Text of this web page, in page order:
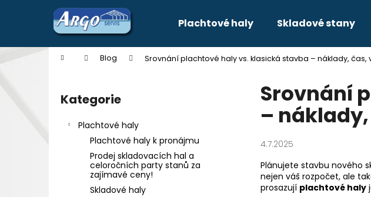
Plachtové haly Skladové stany
Domů Blog Srovnání plachtové haly vs. klasická stavba – náklady, čas,
Přeskočit
kategorie
Kategorie
Plachtové haly
Plachtové haly k pronájmu
Prodej skladovacích hal a
celoročních party stanů za
zajímavé ceny!
Skladové haly
Srovnání
–
4.7.2025
Plánujete stavbu nového
nejen váš rozpočet, ale
prosazují plachtové haly
í
Zpět
do
Zpět
do
Co